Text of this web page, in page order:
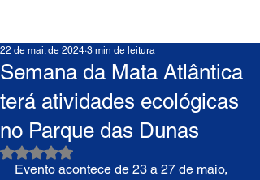
Semana da Mata Atlântica
terá atividades ecológicas
no Parque das Dunas
22 de mai. de 2024 3 min de leitura
Avaliado com NaN de 5 estrelas.
Evento acontece de 23 a 27 de maio,